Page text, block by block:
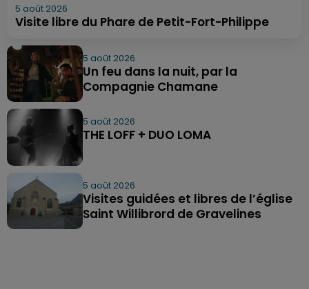
5 août 2026
Visite libre du Phare de Petit-Fort-Philippe
5 août 2026
Un feu dans la nuit, par la
Compagnie Chamane
5 août 2026
THE LOFF + DUO LOMA
5 août 2026
Visites guidées et libres de l’église
Saint Willibrord de Gravelines